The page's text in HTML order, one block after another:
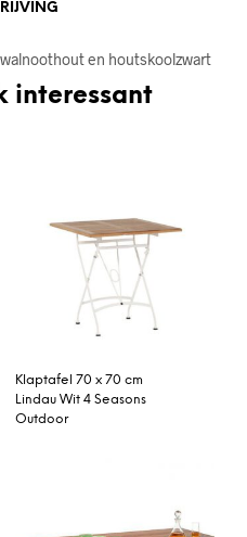
en houtskoolzwart
interessant
Klaptafel 70 x 70 cm
Lindau Wit 4 Seasons
Outdoor